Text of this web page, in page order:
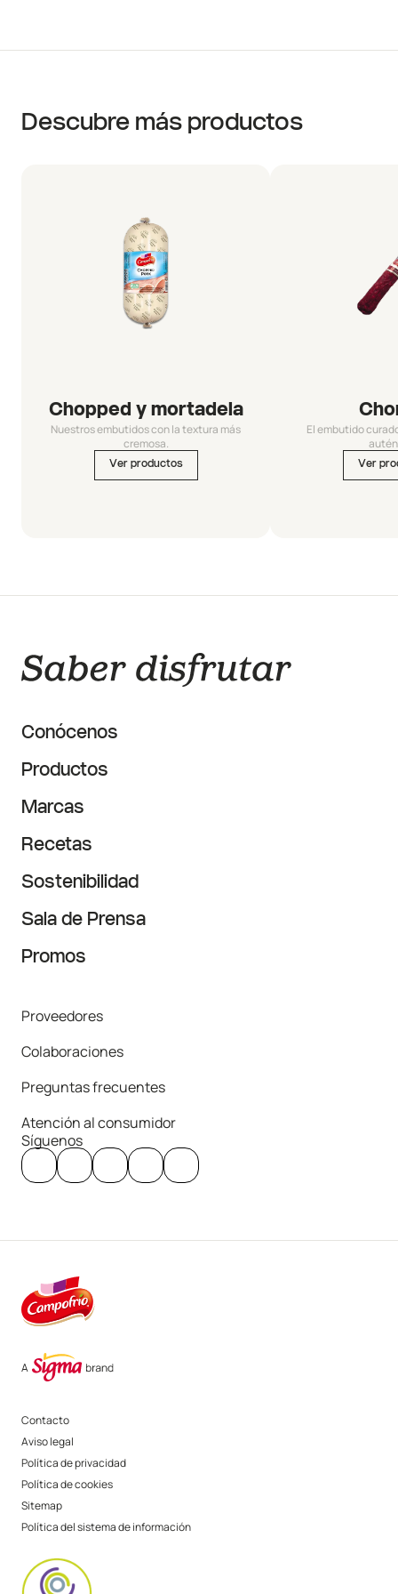
Descubre más productos
Chopped y mortadela
Nuestros embutidos con la textura más
cremosa.
Ver productos
El embutido
Ver
Conócenos
Productos
Marcas
Recetas
Sostenibilidad
Sala de Prensa
Promos
Proveedores
Colaboraciones
Preguntas frecuentes
Atención al consumidor
Síguenos
Contacto
Aviso legal
Política de privacidad
Política de cookies
Sitemap
Política del sistema de información